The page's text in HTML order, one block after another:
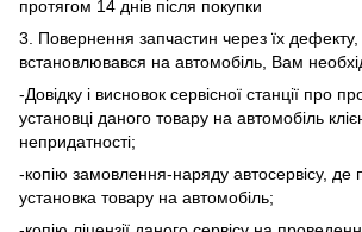
протягом 14 днів після покупки
3. Повернення запчастин через їх дефекту,
встановлювався на автомобіль, Вам
-Довідку і висновок сервісної станції про
установці даного товару на автомобіль
непридатності;
-копію замовлення-наряду автосервісу, де
установка товару на автомобіль;